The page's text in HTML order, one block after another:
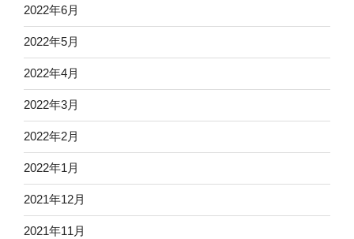
2022年6月
2022年5月
2022年4月
2022年3月
2022年2月
2022年1月
2021年12月
2021年11月